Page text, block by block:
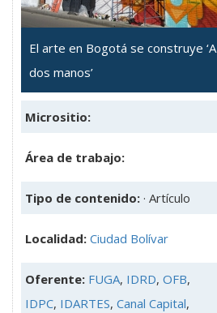
El arte en Bogotá se construye ‘A
dos manos’
Micrositio:
Área de trabajo:
Tipo de contenido: · Artículo
Localidad: Ciudad Bolívar
Oferente: FUGA, IDRD, OFB,
IDPC, IDARTES, Canal Capital,